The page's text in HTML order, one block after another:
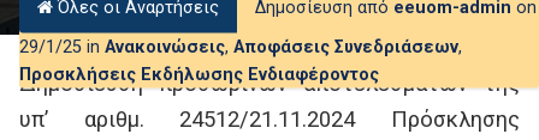
Όλες οι Αναρτήσεις Δημοσίευση από eeuom-admin on
29/1/25 in Ανακοινώσεις, Αποφάσεις Συνεδριάσεων,
Προσκλήσεις Εκδήλωσης Ενδιαφέροντος
Δημοσίευση προσωρινών αποτελεσμάτων της
υπ’ αριθμ. 24512/21.11.2024 Πρόσκλησης